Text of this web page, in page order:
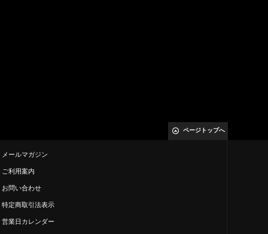
ページトップへ
メールマガジン
ご利用案内
お問い合わせ
特定商取引法表示
営業日カレンダー